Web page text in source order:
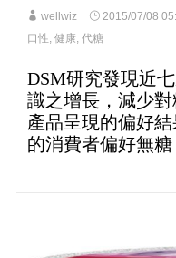
wellwiz 2015/07/08
口性 健康, 代糖
DSM研究發現近
識之增長，減少
產品呈現的偏好
的消費者偏好無糖